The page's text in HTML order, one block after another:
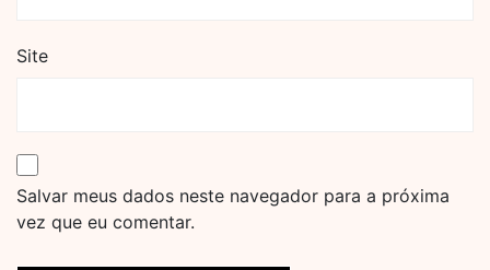
Site
Salvar meus dados neste navegador para a próxima
vez que eu comentar.